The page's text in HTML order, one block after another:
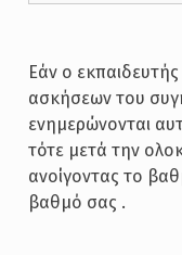
Εάν ο εκπαιδευτής
ασκήσεων του
ενημερώνονται
τότε μετά την
ανοίγοντας το
βαθμό σας .